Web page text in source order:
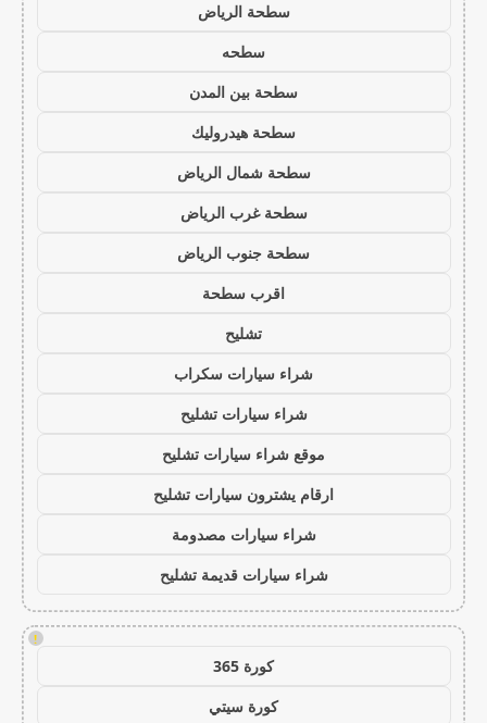
سطحة الرياض
سطحه
سطحة بين المدن
سطحة هيدروليك
سطحة شمال الرياض
سطحة غرب الرياض
سطحة جنوب الرياض
اقرب سطحة
تشليح
شراء سيارات سكراب
شراء سيارات تشليح
موقع شراء سيارات تشليح
ارقام يشترون سيارات تشليح
شراء سيارات مصدومة
شراء سيارات قديمة تشليح
!
كورة 365
كورة سيتي